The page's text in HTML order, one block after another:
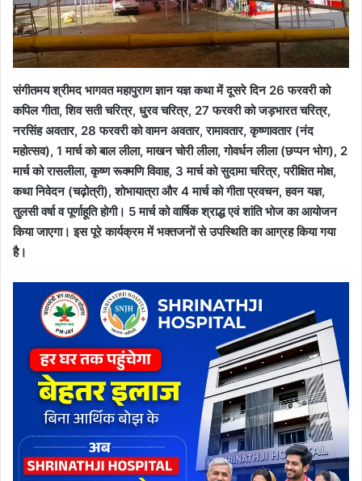
संगीतमय श्रीमद भागवत महापुराण ज्ञान यज्ञ कथा में दूसरे दिन 26 फरवरी को
कपिल गीता, शिव सती चरित्र, धु्रव चरित्र, 27 फरवरी को जड़भारत चरित्र,
नरसिंह अवतार, 28 फरवरी को वामन अवतार, रामावतार, कृष्णावतार (नंद
महोत्सव), 1 मार्च को बाल लीला, माखन चोरी लीला, गोवर्धन लीला (छप्पन भोग), 2
मार्च को रासलीला, कृष्ण रूक्मणि विवाह, 3 मार्च को सुदामा चरित्र, परीक्षित मोक्ष,
कथा निवेदन (चढ़ोत्री), शोभायात्रा और 4 मार्च को गीता प्रवचन, हवन यज्ञ,
तुलसी वर्षा व पूर्णाहूति होगी। 5 मार्च को वार्षिक श्राद्ध एवं शांति भोज का आयोजन
किया जाएगा। इस पूरे कार्यक्रम में भक्तजनों से उपस्थिति का आग्रह किया गया
है।